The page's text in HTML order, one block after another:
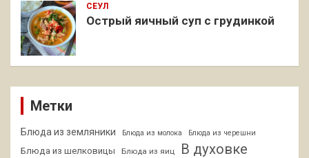
СЕУЛ
Острый яичный суп с грудинкой
Метки
Блюда из земляники Блюда из молока Блюда из черешни
Блюда из шелковицы Блюда из яиц В духовке